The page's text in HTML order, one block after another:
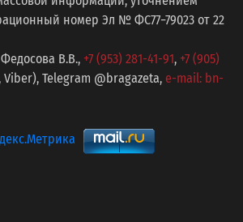
номер Эл № ФС77−79023 от 22
В.В., +7 (953) 281-41-91, +7 (905)
Viber), Telegram @bragazeta, e-mail: bn-